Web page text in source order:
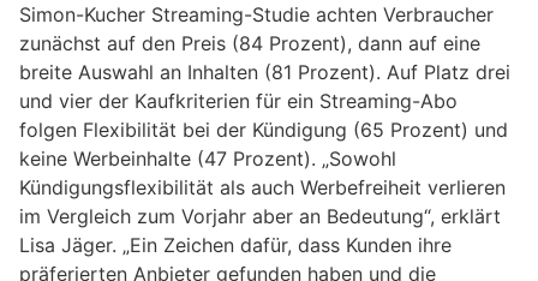
Simon-Kucher Streaming-Studie achten Verbraucher
zunächst auf den Preis (84 Prozent), dann auf eine
breite Auswahl an Inhalten (81 Prozent). Auf Platz drei
und vier der Kaufkriterien für ein Streaming-Abo
folgen Flexibilität bei der Kündigung (65 Prozent) und
keine Werbeinhalte (47 Prozent). „Sowohl
Kündigungsflexibilität als auch Werbefreiheit verlieren
im Vergleich zum Vorjahr aber an Bedeutung“, erklärt
Lisa Jäger. „Ein Zeichen dafür, dass Kunden ihre
präferierten Anbieter gefunden haben und die